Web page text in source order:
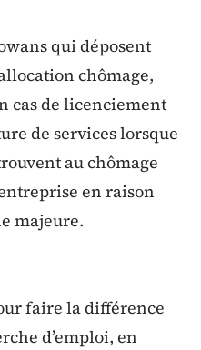
qui déposent
chômage,
cas de licenciement
de services lorsque
au chômage
en raison
majeure.
faire la différence
d’emploi, en